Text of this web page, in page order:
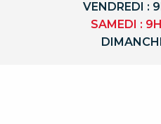
VENDREDI :
SAMEDI :